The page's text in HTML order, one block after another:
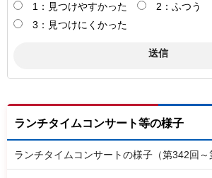
1：見つけやすかった
2：ふつう
3：見つけにくかった
ランチタイムコンサート等の様子
ランチタイムコンサートの様子（第342回～